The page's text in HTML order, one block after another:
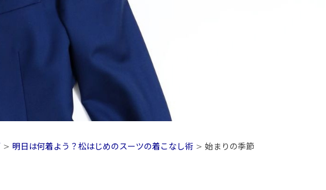
> 明日は何着よう？松はじめのスーツの着こなし術 > 始まりの季節